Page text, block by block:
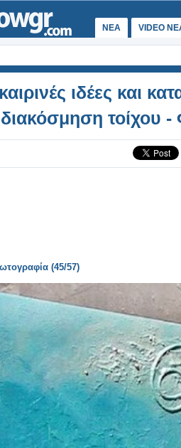
ΝΕΑ VIDEO
ιδέες και
διακόσμηση
(45/57)